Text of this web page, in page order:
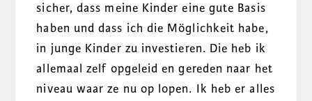
sicher, dass meine Kinder eine gute Basis
haben und dass ich die Möglichkeit habe,
in junge Kinder zu investieren. Die heb ik
allemaal zelf opgeleid en gereden naar het
niveau waar ze nu op lopen. Ik heb er alles